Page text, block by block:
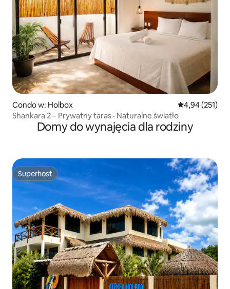
Condo w: Holbox Średnia
4,94 (251)
Shankara 2 – Prywatny taras · Naturalne światło
Domy do wynajęcia dla rodziny
Superhost
Superhost